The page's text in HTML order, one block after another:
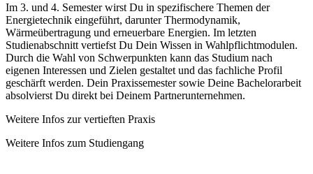
Im 3. und 4. Semester wirst Du in spezifischere Themen der
Energietechnik eingeführt, darunter Thermodynamik,
Wärmeübertragung und erneuerbare Energien. Im letzten
Studienabschnitt vertiefst Du Dein Wissen in Wahlpflichtmodulen.
Durch die​​​ Wahl von Schwerpunkten kann das Studium nach
eigenen Interessen und Zielen gestaltet und das fachliche Profil
geschärft werden. Dein Praxissemester sowie Deine Bachelorarbeit
absolvierst Du direkt bei Deinem Partnerunternehmen.
Weitere Infos zur vertieften Praxis
Weitere Infos zum Studiengang